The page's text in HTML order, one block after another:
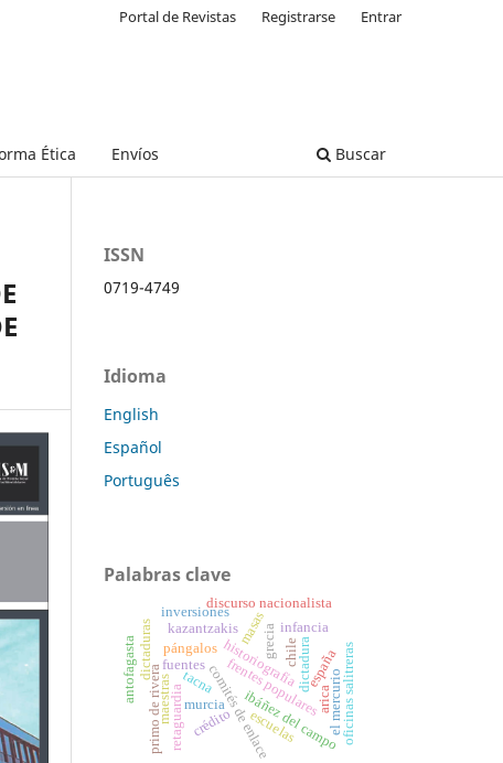
Ética Envíos Buscar
Portal de Revistas Registrarse Entrar
ISSN
0719-4749
Idioma
English
Español
Português
Palabras clave
frentes populares
comités de enlace
murcia
retaguardia
historiografía
fuentes dictaduraespaña
primo de rivera
chile
ibáñez del campo
dictaduras pángalos grecia
kazantzakismasas
discurso nacionalista
el mercurio
crédito
inversiones
escuelas oficinas salitreras
antofagasta
infancia
maestras arica
tacna